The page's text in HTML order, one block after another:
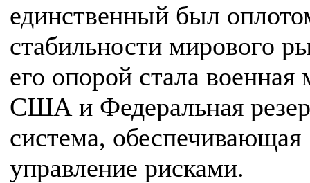
единственный был
стабильности мирового
его опорой стала
США и Федеральная
система, обеспечивающая
управление рисками.